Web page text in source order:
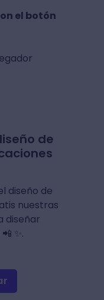
el botón
de
diseño de
nuestras
diseñar
✨.